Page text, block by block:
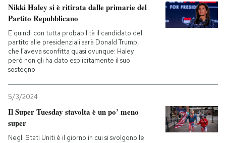
Politica
Tecnologia
Internet
Scienza
Cultura
Sport
Consumismi
Ok Boomer!
Media
Europa
PODCAST
Nikki Haley si è ritirata dalle primarie del
Partito Repubblicano
E quindi con tutta probabilità il candidato del
partito alle presidenziali sarà Donald Trump,
che l’aveva sconfitta quasi ovunque: Haley
però non gli ha dato esplicitamente il suo
sostegno
5/3/2024
Il Super Tuesday stavolta è un po’ meno
super
Negli Stati Uniti è il giorno in cui si svolgono le